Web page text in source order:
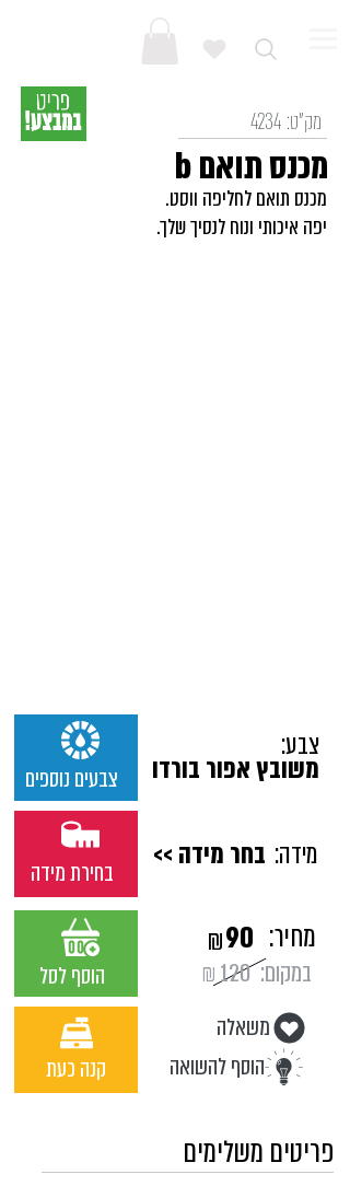
4234 מק"ט:
מכנס תואם לחליפה ווסט.
יפה איכותי ונוח לנסיך שלך.
מכנס תואם b
משובץ אפור בורדו
צבע:
צבעים נוספים
בחירת מידה בחר מידה >> מידה:
הוסף לסל ₪120 במקום:
₪90 מחיר:
קנה כעת הוסף להשואה
משאלה
פריטים משלימים